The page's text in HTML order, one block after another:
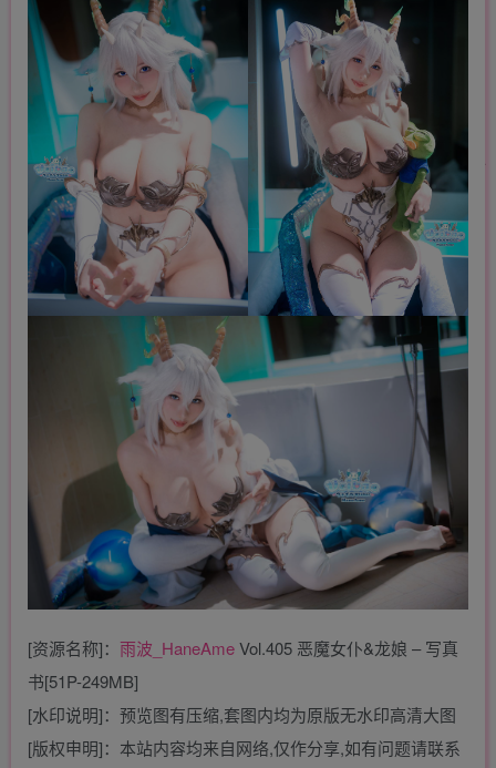
[资源名称]： 雨波_HaneAmeVol.405 恶魔女仆&龙娘 – 写真
书[51P-249MB]
[水印说明]：预览图有压缩,套图内均为原版无水印高清大图
[版权申明]：本站内容均来自网络,仅作分享,如有问题请联系